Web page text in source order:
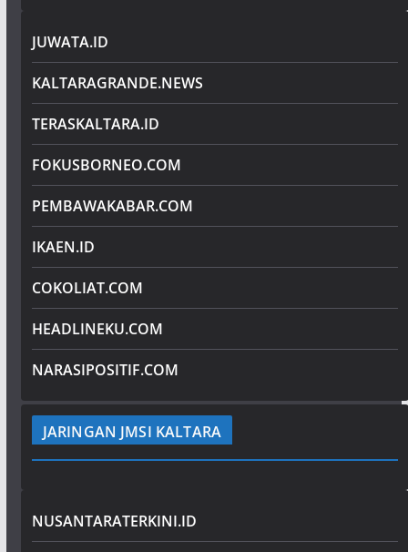
JUWATA.ID
KALTARAGRANDE.NEWS
TERASKALTARA.ID
FOKUSBORNEO.COM
PEMBAWAKABAR.COM
IKAEN.ID
COKOLIAT.COM
HEADLINEKU.COM
NARASIPOSITIF.COM
JARINGAN JMSI KALTARA
NUSANTARATERKINI.ID